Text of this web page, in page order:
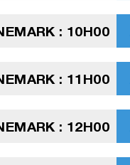
: 10H00
: 11H00
: 12H00